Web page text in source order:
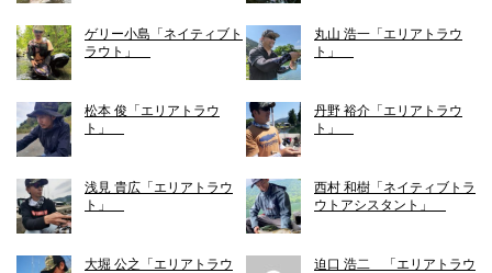
ゲリー小島「ネイティブト
ラウト」
丸山 浩一「エリアトラウ
ト」
松本 俊「エリアトラウ
ト」
丹野 裕介「エリアトラウ
ト」
浅見 貴広「エリアトラウ
ト」
西村 和樹「ネイティブトラ
ウトアシスタント」
大堀 公之「エリアトラウ
迫口 浩二 「エリアトラウ